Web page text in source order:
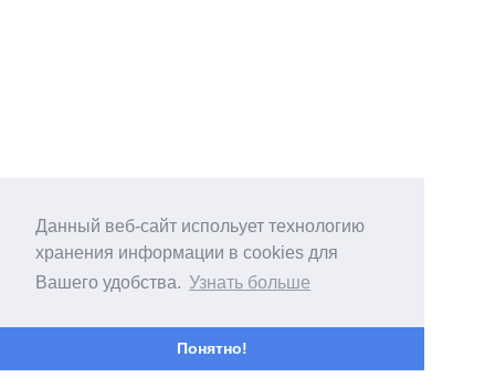
Данный веб-сайт испольует технологию
хранения информации в cookies для
Вашего удобства. Узнать больше
Понятно!